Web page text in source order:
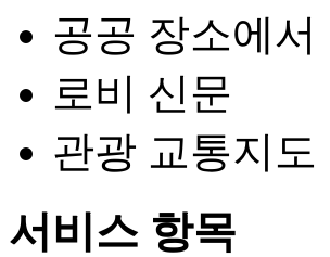
공공 장소에서
로비 신문
관광 교통지도
서비스 항목